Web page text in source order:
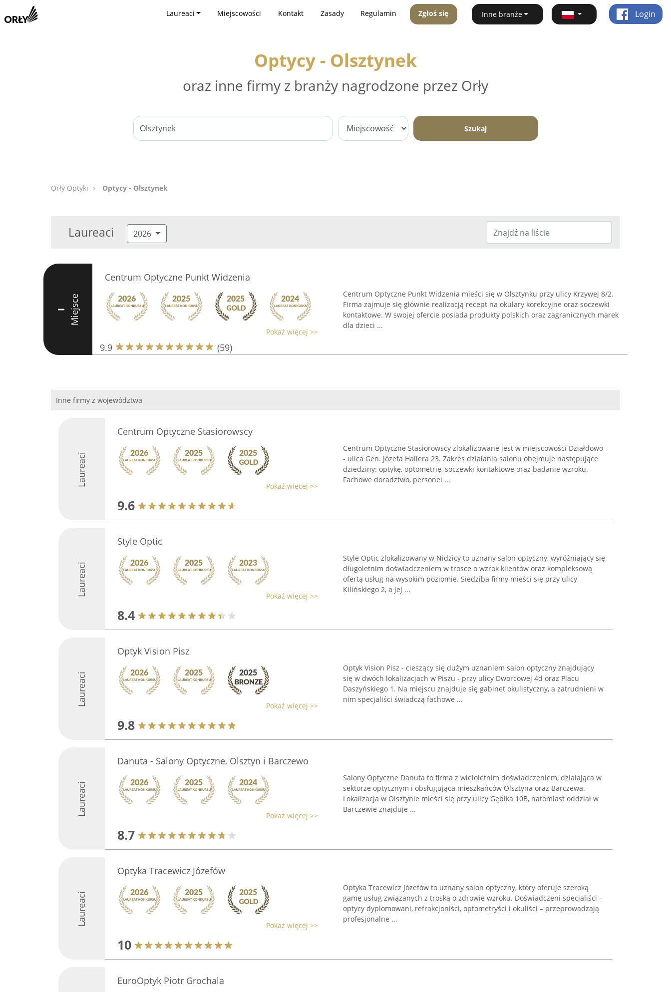
Laureaci Miejscowości Kontakt Zasady Regulamin Zgłoś się Inne branże Login
Optycy - Olsztynek
oraz inne firmy z branży nagrodzone przez Orły
Szukaj
Orły Optyki Optycy - Olsztynek
Laureaci 2026
I Miejsce
Centrum Optyczne Punkt Widzenia
Pokaż więcej >>
9.9 (59)
Centrum Optyczne Punkt Widzenia mieści się w Olsztynku przy ulicy Krzywej 8/2.
Firma zajmuje się głównie realizacją recept na okulary korekcyjne oraz soczewki
kontaktowe. W swojej ofercie posiada produkty polskich oraz zagranicznych marek
dla dzieci ...
Inne firmy z województwa
Laureaci
Centrum Optyczne Stasiorowscy
Pokaż więcej >>
9.6
Centrum Optyczne Stasiorowscy zlokalizowane jest w miejscowości Działdowo
- ulica Gen. Józefa Hallera 23. Zakres działania salonu obejmuje następujące
dziedziny: optykę, optometrię, soczewki kontaktowe oraz badanie wzroku.
Fachowe doradztwo, personel ...
Laureaci
Style Optic
Pokaż więcej >>
8.4
Style Optic zlokalizowany w Nidzicy to uznany salon optyczny, wyróżniający się
długoletnim doświadczeniem w trosce o wzrok klientów oraz kompleksową
ofertą usług na wysokim poziomie. Siedziba firmy mieści się przy ulicy
Kilińskiego 2, a jej ...
Laureaci
Optyk Vision Pisz
Pokaż więcej >>
9.8
Optyk Vision Pisz - cieszący się dużym uznaniem salon optyczny znajdujący
się w dwóch lokalizacjach w Piszu - przy ulicy Dworcowej 4d oraz Placu
Daszyńskiego 1. Na miejscu znajduje się gabinet okulistyczny, a zatrudnieni w
nim specjaliści świadczą fachowe ...
Laureaci
Danuta - Salony Optyczne, Olsztyn i Barczewo
Pokaż więcej >>
8.7
Salony Optyczne Danuta to firma z wieloletnim doświadczeniem, działająca w
sektorze optycznym i obsługująca mieszkańców Olsztyna oraz Barczewa.
Lokalizacja w Olsztynie mieści się przy ulicy Gębika 10B, natomiast oddział w
Barczewie znajduje ...
Laureaci
Optyka Tracewicz Józefów
Pokaż więcej >>
10
Optyka Tracewicz Józefów to uznany salon optyczny, który oferuje szeroką
gamę usług związanych z troską o zdrowie wzroku. Doświadczeni specjaliści –
optycy dyplomowani, refrakcjoniści, optometryści i okuliści – przeprowadzają
profesjonalne ...
EuroOptyk Piotr Grochala